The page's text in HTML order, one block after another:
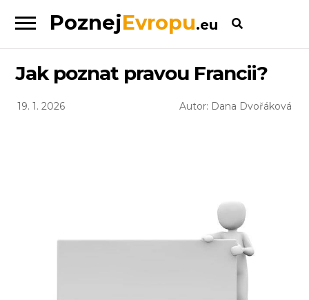
Skip
to
navigation
Skip
to
content
PoznejEvropu.eu
Jak poznat pravou Francii?
19. 1. 2026 Autor: Dana Dvořáková